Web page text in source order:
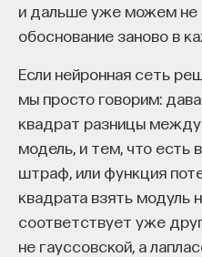
и дальше уже можем не
обоснование заново в
Если нейронная сеть
мы просто говорим:
квадрат разницы
модель, и тем, что есть
штраф, или функция
квадрата взять модуль
соответствует уже
не гауссовской, а